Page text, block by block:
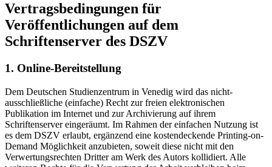
Vertragsbedingungen für
Veröffentlichungen auf dem
Schriftenserver des DSZV
1. Online-Bereitstellung
Dem Deutschen Studienzentrum in Venedig wird das nicht-
ausschließliche (einfache) Recht zur freien elektronischen
Publikation im Internet und zur Archivierung auf ihrem
Schriftenserver eingeräumt. Im Rahmen der einfachen Nutzung ist
es dem DSZV erlaubt, ergänzend eine kostendeckende Printing-on-
Demand Möglichkeit anzubieten, soweit diese nicht mit den
Verwertungsrechten Dritter am Werk des Autors kollidiert. Alle